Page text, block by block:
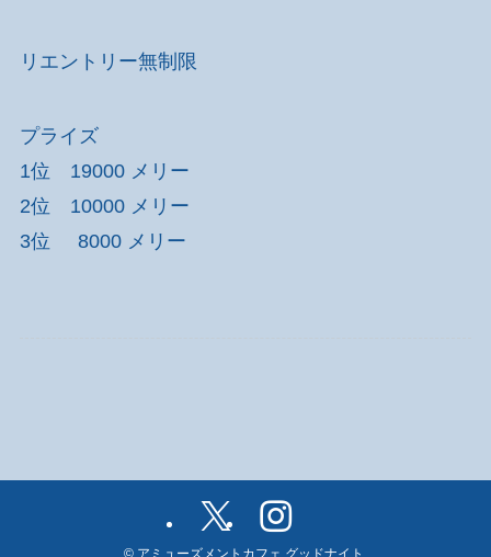
リエントリー無制限
プライズ
1位 19000 メリー
2位 10000 メリー
3位 8000 メリー
© アミューズメントカフェ グッドナイト.